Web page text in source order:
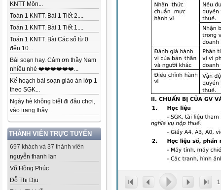
KNTT Môn...
Toán 1 KNTT. Bài 1 Tiết 2....
Toán 1 KNTT. Bài 1 Tiết 1....
Toán 1 KNTT. Bài Các số từ 0
đến 10...
Bài soạn hay. Cảm ơn thầy Nam
nhiều nhé ❤️❤️❤️❤️❤️❤️...
Kế hoạch bài soạn giáo án lớp 1
theo SGK...
Ngày hè không biết đi đâu chơi,
vào trang thầy...
THÀNH VIÊN TRỰC TUYẾN
697 khách và 37 thành viên
nguyễn thanh lan
Võ Hồng Phúc
Đỗ Thị Dịu
1